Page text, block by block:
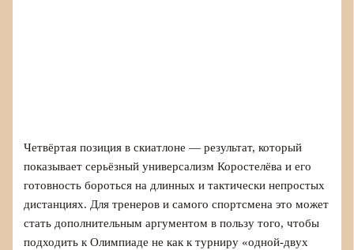
Четвёртая позиция в скиатлоне — результат, который
показывает серьёзный универсализм Коростелёва и его
готовность бороться на длинных и тактически непростых
дистанциях. Для тренеров и самого спортсмена это может
стать дополнительным аргументом в пользу того, чтобы
подходить к Олимпиаде не как к турниру «одной-двух